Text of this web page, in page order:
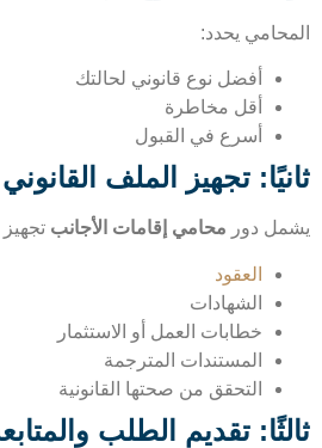
يحدد:
أفضل نوع قانوني لحالتك
أقل مخاطرة
أسرع في القبول
تجهيز الملف القانوني
دور محامي إقامات الأجانبتجهيز كلاً
العقود
الشهادات
خطابات العمل أو الاستثمار
المستندات المترجمة
التحقق من صحتها القانونية
تقديم الطلب والمتابعة